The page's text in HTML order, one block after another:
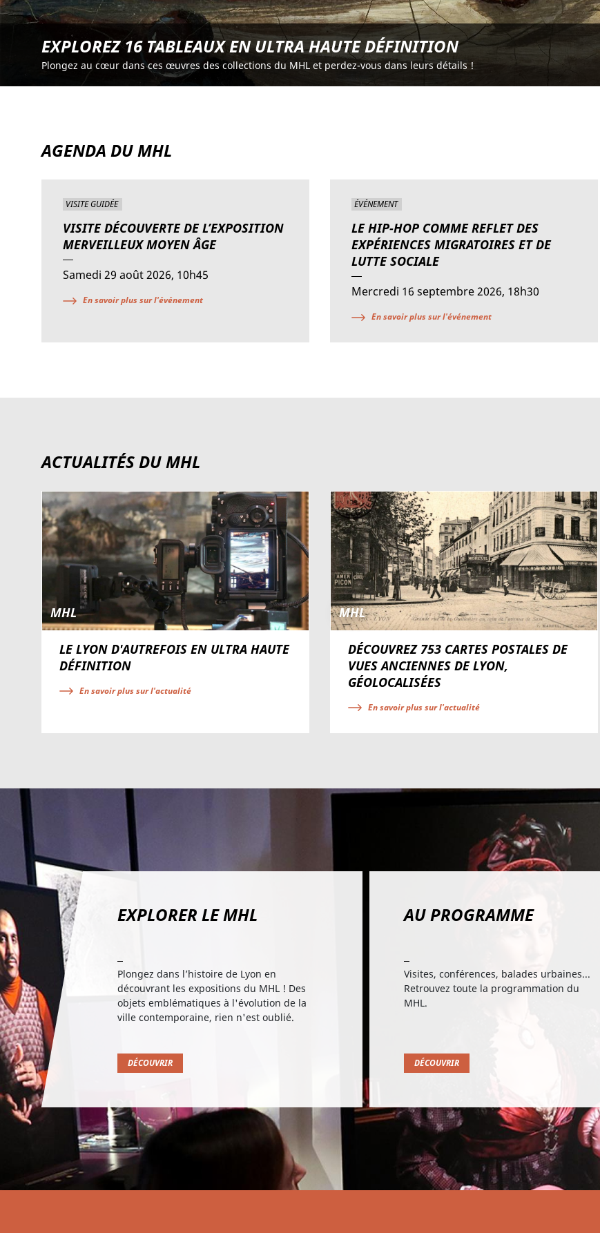
EXPLOREZ 16 TABLEAUX EN ULTRA HAUTE DÉFINITION
Plongez au cœur dans ces œuvres des collections du MHL et perdez-vous dans leurs détails !
AGENDA DU MHL
VISITE GUIDÉE
VISITE DÉCOUVERTE DE L’EXPOSITION
MERVEILLEUX MOYEN ÂGE
Samedi 29 août 2026, 10h45
En savoir plus sur l'événement
ÉVÉNEMENT
LE HIP-HOP COMME REFLET DES
EXPÉRIENCES MIGRATOIRES ET DE
LUTTE SOCIALE
Mercredi 16 septembre 2026, 18h30
En savoir plus sur l'événement
ACTUALITÉS DU MHL
MHL
LE LYON D'AUTREFOIS EN ULTRA HAUTE
DÉFINITION
En savoir plus sur l'actualité
MHL
DÉCOUVREZ 753 CARTES POSTALES DE
VUES ANCIENNES DE LYON,
GÉOLOCALISÉES
En savoir plus sur l'actualité
EXPLORER LE MHL
Plongez dans l’histoire de Lyon en
découvrant les expositions du MHL ! Des
objets emblématiques à l'évolution de la
ville contemporaine, rien n'est oublié.
DÉCOUVRIR
AU PROGRAMME
Visites, conférences, balades urbaines...
Retrouvez toute la programmation du
MHL.
DÉCOUVRIR